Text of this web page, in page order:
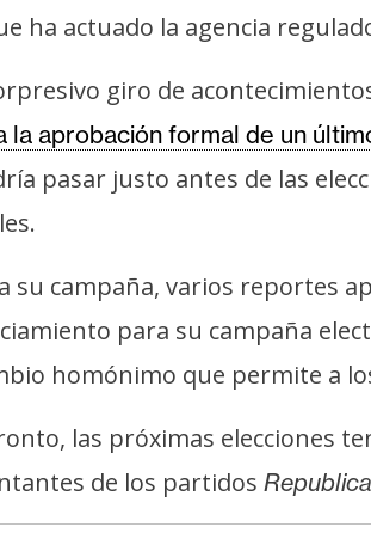
ha actuado la agencia
giro de
la aprobación formal de un
pasar justo antes de las
su campaña, varios reportes
para su campaña
homónimo que permite a
las próximas elecciones
de los partidos